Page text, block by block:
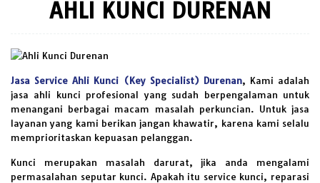
AHLI KUNCI DURENAN
Jasa Service Ahli Kunci (Key Specialist) Durenan, Kami adalah
jasa ahli kunci profesional yang sudah berpengalaman untuk
menangani berbagai macam masalah perkuncian. Untuk jasa
layanan yang kami berikan jangan khawatir, karena kami selalu
memprioritaskan kepuasan pelanggan.
Kunci merupakan masalah darurat, jika anda mengalami
permasalahan seputar kunci. Apakah itu service kunci, reparasi